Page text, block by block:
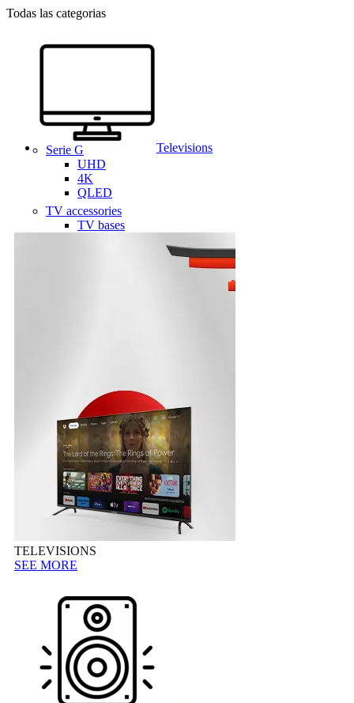
Todas las categorias
Televisions
Serie G
UHD
4K
QLED
TV accessories
TV bases
TELEVISIONS
SEE MORE